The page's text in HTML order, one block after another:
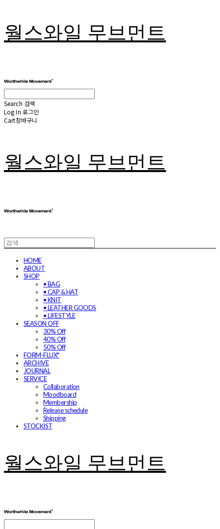
월스와일 무브먼트
Search 검색
Log In 로그인
Cart장바구니
월스와일 무브먼트
HOME
ABOUT
SHOP
• BAG
• CAP & HAT
• KNIT
• LEATHER GOODS
• LIFESTYLE
SEASON OFF
30% Off
40% Off
50% Off
FORM-FLUX*
ARCHIVE
JOURNAL
SERVICE
Collaboration
Moodboard
Membership
Release schedule
Shipping
STOCKIST
월스와일 무브먼트